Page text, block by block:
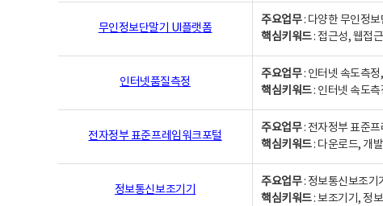
무인정보단말기 UI플랫폼
주요업무: 다양한 무인정보
핵심키워드: 접근성, 웹접
인터넷품질측정
주요업무: 인터넷 속도측
핵심키워드: 인터넷 속도
전자정부 표준프레임워크포털
주요업무: 전자정부 표준프
핵심키워드: 다운로드, 개
정보통신보조기기
주요업무: 정보통신보조기
핵심키워드: 보조기기, 정